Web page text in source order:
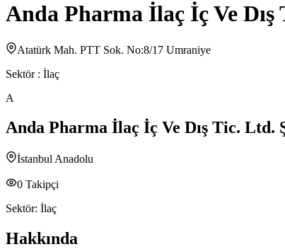
Anda Pharma İlaç İç Ve
Atatürk Mah. PTT Sok. No:8/17 Umraniye
Sektör : İlaç
A
Anda Pharma İlaç İç Ve Dış Tic. Ltd.
İstanbul Anadolu
0 Takipçi
Sektör: İlaç
Hakkında